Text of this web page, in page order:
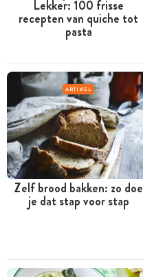
Lekker: 100 frisse
recepten van quiche tot
pasta
ARTIKEL
Zelf brood bakken: zo doe
je dat stap voor stap